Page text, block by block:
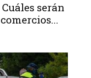
serán